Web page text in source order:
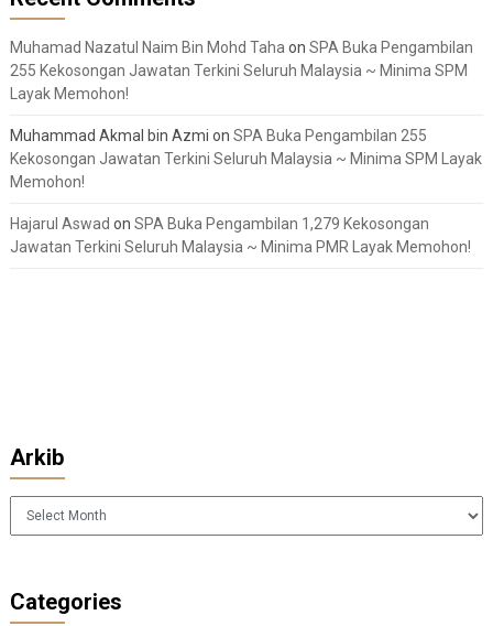
Muhamad Nazatul Naim Bin Mohd Taha on SPA Buka Pengambilan
255 Kekosongan Jawatan Terkini Seluruh Malaysia ~ Minima SPM
Layak Memohon!
Muhammad Akmal bin Azmi on SPA Buka Pengambilan 255
Kekosongan Jawatan Terkini Seluruh Malaysia ~ Minima SPM Layak
Memohon!
Hajarul Aswad on SPA Buka Pengambilan 1,279 Kekosongan
Jawatan Terkini Seluruh Malaysia ~ Minima PMR Layak Memohon!
Arkib
Arkib
Categories